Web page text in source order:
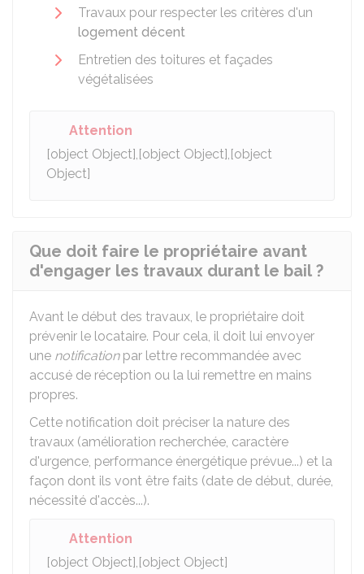
Travaux pour respecter les critères d'un
logement décent
Entretien des toitures et façades
végétalisées
Attention
[object Object],[object Object],[object
Object]
Que doit faire le propriétaire avant
d'engager les travaux durant le bail ?
Avant le début des travaux, le propriétaire doit
prévenir le locataire. Pour cela, il doit lui envoyer
une notificationpar lettre recommandée avec
accusé de réception ou la lui remettre en mains
propres.
Cette notification doit préciser la nature des
travaux (amélioration recherchée, caractère
d'urgence, performance énergétique prévue...) et la
façon dont ils vont être faits (date de début, durée,
nécessité d'accès...).
Attention
[object Object],[object Object]